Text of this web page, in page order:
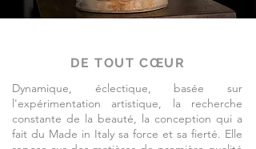
DE TOUT CŒUR
Dynamique, éclectique, basée sur
l'expérimentation artistique, la recherche
constante de la beauté, la conception qui a
fait du Made in Italy sa force et sa fierté. Elle